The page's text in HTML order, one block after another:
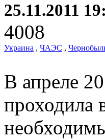
25.11.2011
4008
Украина , ЧАЭС ,
В апреле
проходила